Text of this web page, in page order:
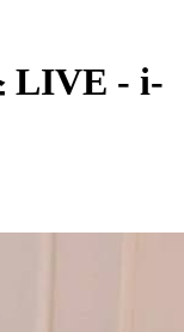
LIVE - i-